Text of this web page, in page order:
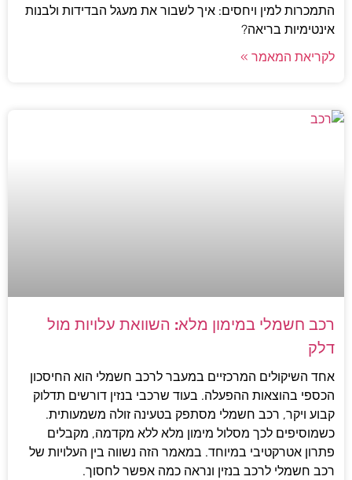
התמכרות למין ויחסים: איך לשבור את מעגל הבדידות ולבנות
אינטימיות בריאה?
לקריאת המאמר »
רכב חשמלי במימון מלא: השוואת עלויות מול
דלק
אחד השיקולים המרכזיים במעבר לרכב חשמלי הוא החיסכון
הכספי בהוצאות ההפעלה. בעוד שרכבי בנזין דורשים תדלוק
קבוע ויקר, רכב חשמלי מסתפק בטעינה זולה משמעותית.
כשמוסיפים לכך מסלול מימון מלא ללא מקדמה, מקבלים
פתרון אטרקטיבי במיוחד. במאמר הזה נשווה בין העלויות של
רכב חשמלי לרכב בנזין ונראה כמה אפשר לחסוך.